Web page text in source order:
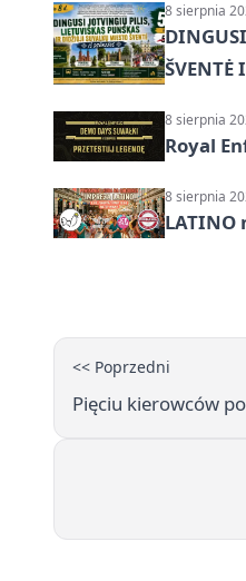
8 sierpnia
8 sierpnia
Royal
8 sierpnia
LATINO
<< Poprzedni
Pięciu kierowców